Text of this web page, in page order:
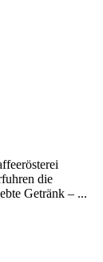
die
Getränk – ...